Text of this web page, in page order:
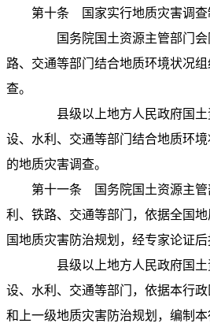
第十条 国家实行地质灾害调查
国务院国土资源主管部门会
路、交通等部门结合地质环境状况
查。
县级以上地方人民政府国土
设、水利、交通等部门结合地质环
的地质灾害调查。
第十一条 国务院国土资源主管
利、铁路、交通等部门，依据全国
国地质灾害防治规划，经专家论证后
县级以上地方人民政府国土
设、水利、交通等部门，依据本行
和上一级地质灾害防治规划，编制